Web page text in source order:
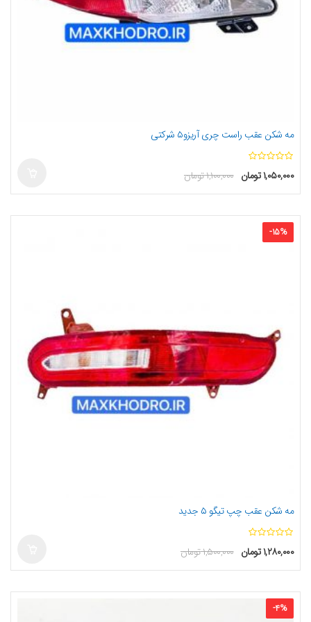
مه شکن عقب راست چری آریزو۵ شرکتی
۱,۱۰۰,۰۰۰تومان ۱,۰۵۰,۰۰۰تومان
-15%
مه شکن عقب چپ تیگو ۵ جدید
۱,۵۰۰,۰۰۰تومان ۱,۲۸۰,۰۰۰تومان
-4%